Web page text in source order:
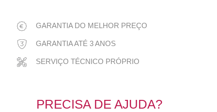
GARANTIA DO MELHOR PREÇO
GARANTIA ATÉ 3 ANOS
SERVIÇO TÉCNICO PRÓPRIO
PRECISA DE AJUDA?